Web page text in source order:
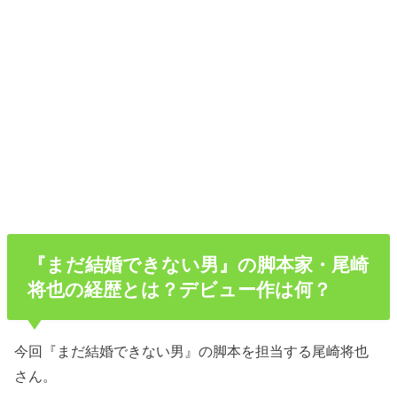
『まだ結婚できない男』の脚本家・尾崎
将也の経歴とは？デビュー作は何？
今回『まだ結婚できない男』の脚本を担当する尾崎将也
さん。